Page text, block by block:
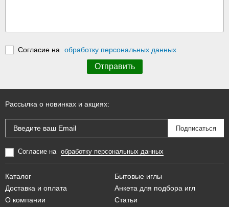
Согласие на обработку персональных данных
Рассылка о новинках и акциях:
Согласие на обработку персональных данных
Каталог
Доставка и оплата
О компании
Бытовые иглы
Анкета для подбора игл
Статьи